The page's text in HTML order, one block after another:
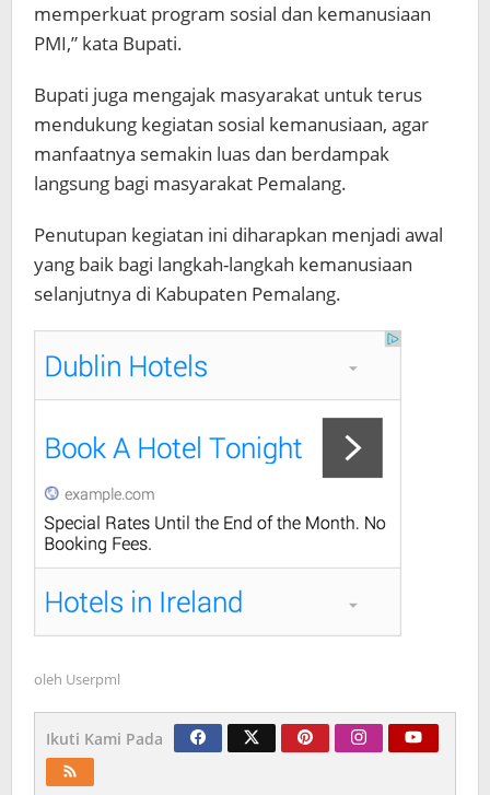
memperkuat program sosial dan kemanusiaan
PMI,” kata Bupati.
Bupati juga mengajak masyarakat untuk terus
mendukung kegiatan sosial kemanusiaan, agar
manfaatnya semakin luas dan berdampak
langsung bagi masyarakat Pemalang.
Penutupan kegiatan ini diharapkan menjadi awal
yang baik bagi langkah-langkah kemanusiaan
selanjutnya di Kabupaten Pemalang.
oleh Userpml
Ikuti Kami Pada